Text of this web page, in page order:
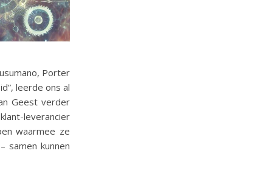
Porter
leerde ons al
Geest verder
leverancier
waarmee ze
samen kunnen